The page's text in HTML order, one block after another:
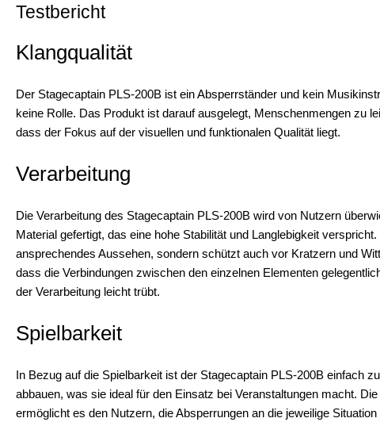
Testbericht
Klangqualität
Der Stagecaptain PLS-200B ist ein Absperrständer und kein
keine Rolle. Das Produkt ist darauf ausgelegt, Menschenmengen zu
dass der Fokus auf der visuellen und funktionalen Qualität liegt.
Verarbeitung
Die Verarbeitung des Stagecaptain PLS-200B wird von Nutzern
Material gefertigt, das eine hohe Stabilität und Langlebigkeit
ansprechendes Aussehen, sondern schützt auch vor Kratzern und
dass die Verbindungen zwischen den einzelnen Elementen
der Verarbeitung leicht trübt.
Spielbarkeit
In Bezug auf die Spielbarkeit ist der Stagecaptain PLS-200B einfach
abbauen, was sie ideal für den Einsatz bei Veranstaltungen macht.
ermöglicht es den Nutzern, die Absperrungen an die jeweilige